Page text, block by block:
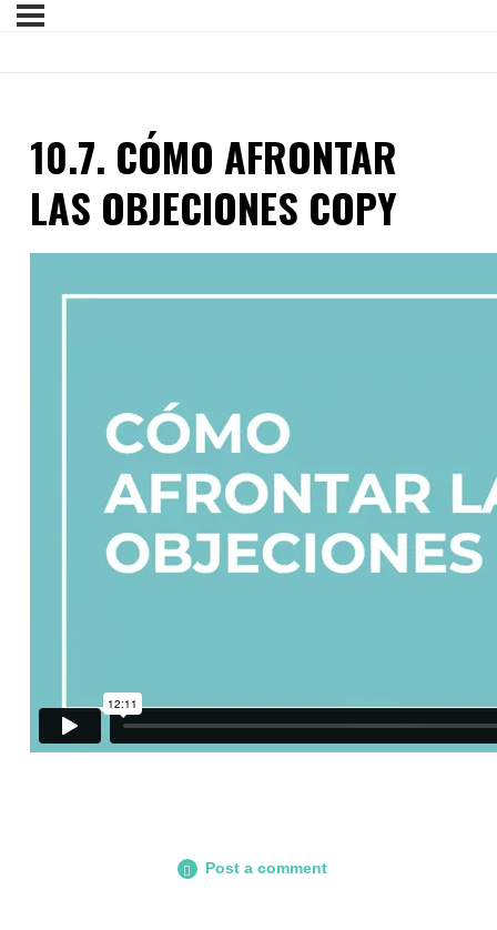
10.7. CÓMO AFRONTAR
LAS OBJECIONES COPY
Post a comment